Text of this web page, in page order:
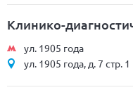
Клинико-
ул. 1905 года
ул. 1905 года, д. 7 стр. 1